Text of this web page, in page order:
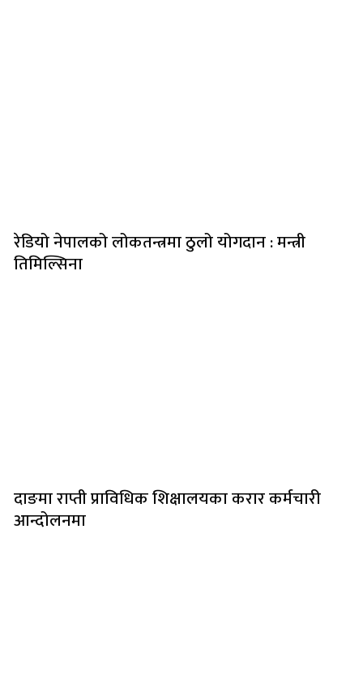
रेडियो नेपालको लोकतन्त्रमा ठुलो योगदान : मन्त्री
तिमिल्सिना
दाङमा राप्ती प्राविधिक शिक्षालयका करार कर्मचारी
आन्दोलनमा